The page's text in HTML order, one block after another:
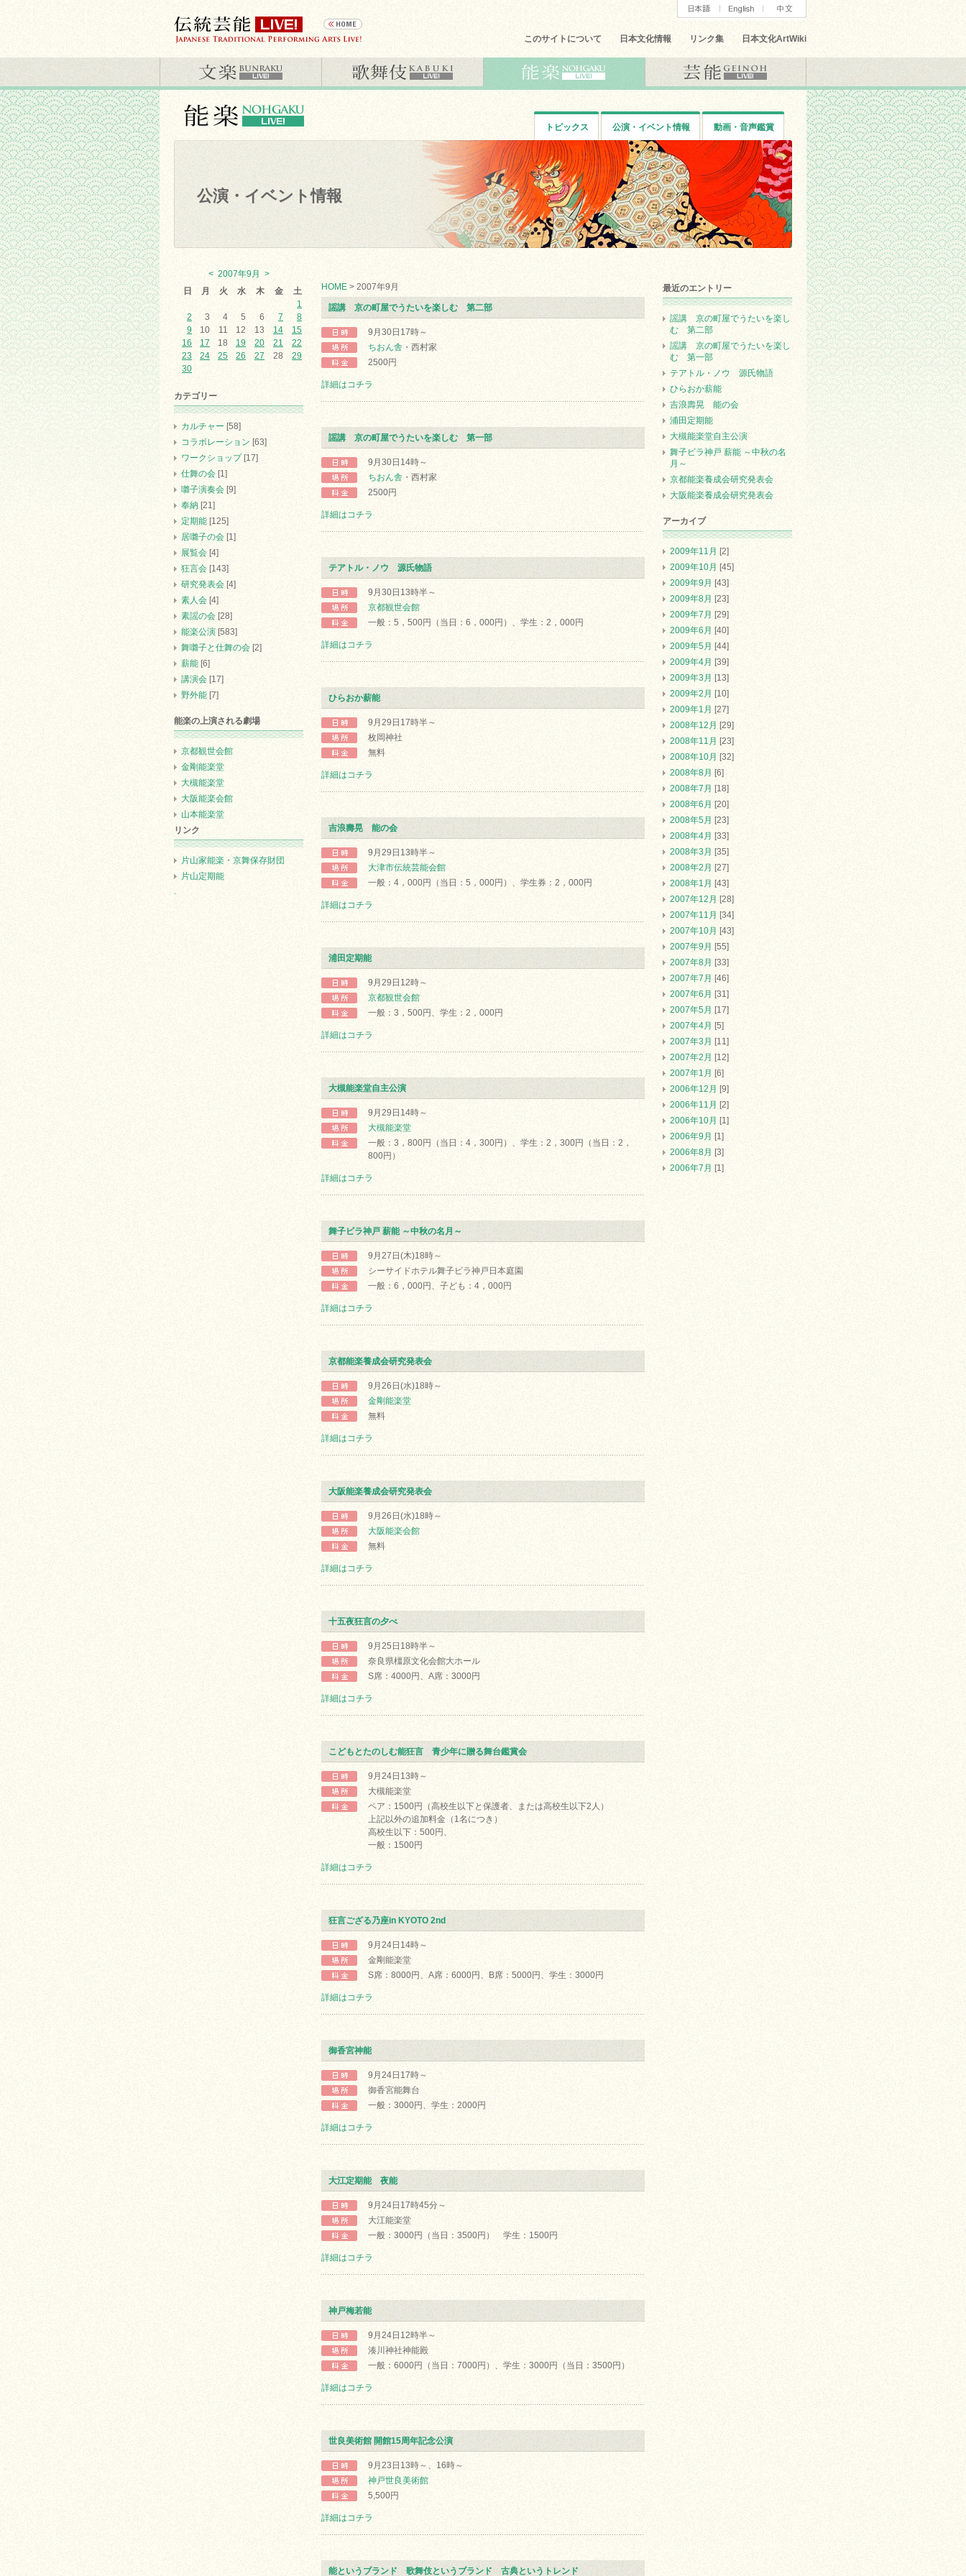
このサイトについて 日本文化情報 リンク集 日本文化ArtWiki
トピックス 公演・イベント情報 動画・音声鑑賞
公演・イベント情報
HOME > 2007年9月
謡講 京の町屋でうたいを楽しむ 第二部
9月30日17時～
ちおん舎 ・西村家
2500円
詳細はコチラ
謡講 京の町屋でうたいを楽しむ 第一部
9月30日14時～
ちおん舎 ・西村家
2500円
詳細はコチラ
テアトル・ノウ 源氏物語
9月30日13時半～
京都観世会館
一般：5，500円（当日：6，000円）、学生：2，000円
詳細はコチラ
ひらおか薪能
9月29日17時半～
枚岡神社
無料
詳細はコチラ
吉浪壽晃 能の会
9月29日13時半～
大津市伝統芸能会館
一般：4，000円（当日：5，000円）、学生券：2，000円
詳細はコチラ
浦田定期能
9月29日12時～
京都観世会館
一般：3，500円、学生：2，000円
詳細はコチラ
大槻能楽堂自主公演
9月29日14時～
大槻能楽堂
一般：3，800円（当日：4，300円）、学生：2，300円（当日：2，
800円）
詳細はコチラ
舞子ビラ神戸 薪能 ～中秋の名月～
9月27日(木)18時～
シーサイドホテル舞子ビラ神戸日本庭園
一般：6，000円、子ども：4，000円
詳細はコチラ
京都能楽養成会研究発表会
9月26日(水)18時～
金剛能楽堂
無料
詳細はコチラ
大阪能楽養成会研究発表会
9月26日(水)18時～
大阪能楽会館
無料
詳細はコチラ
十五夜狂言の夕べ
9月25日18時半～
奈良県橿原文化会館大ホール
S席：4000円、A席：3000円
詳細はコチラ
こどもとたのしむ能狂言 青少年に贈る舞台鑑賞会
9月24日13時～
大槻能楽堂
ペア：1500円（高校生以下と保護者、または高校生以下2人）
上記以外の追加料金（1名につき）
高校生以下：500円、
一般：1500円
詳細はコチラ
狂言ござる乃座in KYOTO 2nd
9月24日14時～
金剛能楽堂
S席：8000円、A席：6000円、B席：5000円、学生：3000円
詳細はコチラ
御香宮神能
9月24日17時～
御香宮能舞台
一般：3000円、学生：2000円
詳細はコチラ
大江定期能 夜能
9月24日17時45分～
大江能楽堂
一般：3000円（当日：3500円） 学生：1500円
詳細はコチラ
神戸梅若能
9月24日12時半～
湊川神社神能殿
一般：6000円（当日：7000円）、学生：3000円（当日：3500円）
詳細はコチラ
世良美術館 開館15周年記念公演
9月23日13時～、16時～
神戸世良美術館
5,500円
詳細はコチラ
能というブランド 歌舞伎というブランド 古典というトレンド
< 2007年9月
>
日
月 火 水 木 金
土
1
2
3 4 5 6 7
8
9
10 11 12 13 14
15
16
17 18 19 20 21
22
23
24 25 26 27 28
29
30
カテゴリー
カルチャー [58]
コラボレーション [63]
ワークショップ[17]
仕舞の会 [1]
囃子演奏会 [9]
奉納 [21]
定期能 [125]
居囃子の会 [1]
展覧会 [4]
狂言会 [143]
研究発表会 [4]
素人会 [4]
素謡の会 [28]
能楽公演 [583]
舞囃子と仕舞の会 [2]
薪能 [6]
講演会 [17]
野外能 [7]
能楽の上演される劇場
京都観世会館
金剛能楽堂
大槻能楽堂
大阪能楽会館
山本能楽堂
リンク
片山家能楽・京舞保存財団
片山定期能
.
最近のエントリー
謡講 京の町屋でうたいを楽し
む 第二部
謡講 京の町屋でうたいを楽し
む 第一部
テアトル・ノウ 源氏物語
ひらおか薪能
吉浪壽晃 能の会
浦田定期能
大槻能楽堂自主公演
舞子ビラ神戸 薪能 ～中秋の名
月～
京都能楽養成会研究発表会
大阪能楽養成会研究発表会
アーカイブ
2009年11月 [2]
2009年10月 [45]
2009年9月 [43]
2009年8月 [23]
2009年7月 [29]
2009年6月 [40]
2009年5月 [44]
2009年4月 [39]
2009年3月 [13]
2009年2月 [10]
2009年1月 [27]
2008年12月 [29]
2008年11月 [23]
2008年10月 [32]
2008年8月 [6]
2008年7月 [18]
2008年6月 [20]
2008年5月 [23]
2008年4月 [33]
2008年3月 [35]
2008年2月 [27]
2008年1月 [43]
2007年12月 [28]
2007年11月 [34]
2007年10月 [43]
2007年9月 [55]
2007年8月 [33]
2007年7月 [46]
2007年6月 [31]
2007年5月 [17]
2007年4月 [5]
2007年3月 [11]
2007年2月 [12]
2007年1月 [6]
2006年12月 [9]
2006年11月 [2]
2006年10月 [1]
2006年9月 [1]
2006年8月 [3]
2006年7月 [1]